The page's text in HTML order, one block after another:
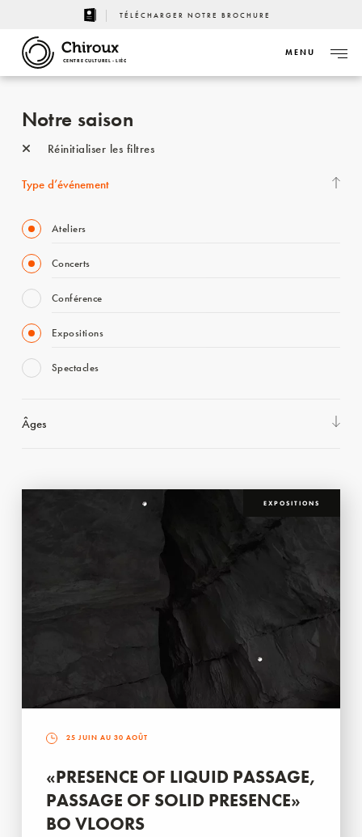
TÉLÉCHARGER NOTRE BROCHURE
CENTRE CULTUREL - LIÈGE
MENU
Notre saison
Réinitialiser les filtres
Type d’événement
Ateliers
Concerts
Conférence
Expositions
Spectacles
Âges
EXPOSITIONS
25 JUIN AU 30 AOÛT
«PRESENCE OF LIQUID PASSAGE,
PASSAGE OF SOLID PRESENCE»
BO VLOORS